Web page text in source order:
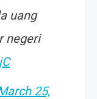
uang
negeri
25,